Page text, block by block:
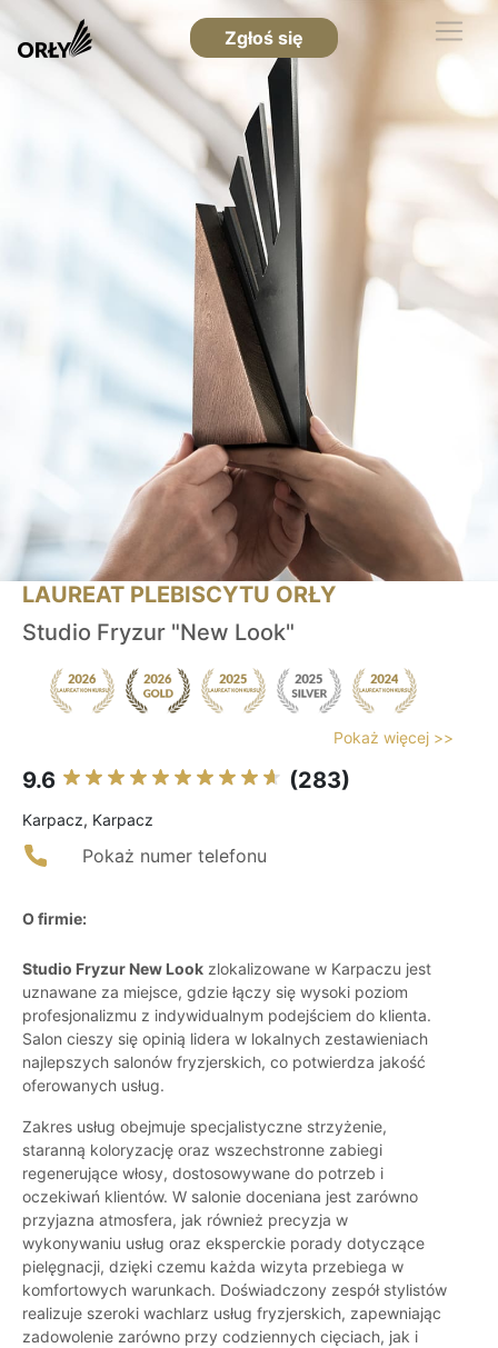
Zgłoś się
LAUREAT PLEBISCYTU ORŁY
Studio Fryzur "New Look"
Pokaż więcej >>
9.6 (283)
Karpacz, Karpacz
Pokaż numer telefonu
O firmie:
Studio Fryzur New Look zlokalizowane w Karpaczu jest
uznawane za miejsce, gdzie łączy się wysoki poziom
profesjonalizmu z indywidualnym podejściem do klienta.
Salon cieszy się opinią lidera w lokalnych zestawieniach
najlepszych salonów fryzjerskich, co potwierdza jakość
oferowanych usług.
Zakres usług obejmuje specjalistyczne strzyżenie,
staranną koloryzację oraz wszechstronne zabiegi
regenerujące włosy, dostosowywane do potrzeb i
oczekiwań klientów. W salonie doceniana jest zarówno
przyjazna atmosfera, jak również precyzja w
wykonywaniu usług oraz eksperckie porady dotyczące
pielęgnacji, dzięki czemu każda wizyta przebiega w
komfortowych warunkach. Doświadczony zespół stylistów
realizuje szeroki wachlarz usług fryzjerskich, zapewniając
zadowolenie zarówno przy codziennych cięciach, jak i